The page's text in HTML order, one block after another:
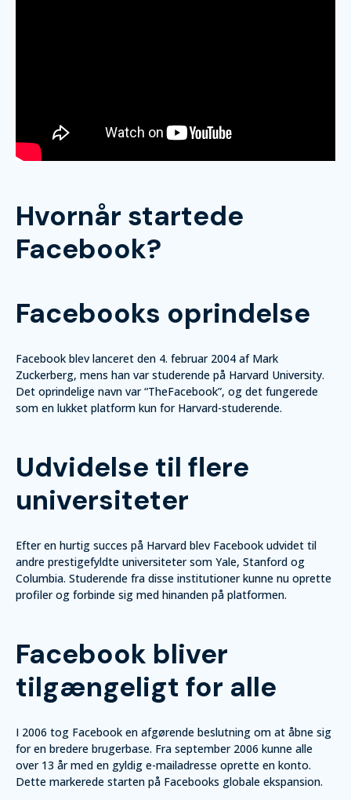
Hvornår startede
Facebook?
Facebooks oprindelse
Facebook blev lanceret den 4. februar 2004 af Mark
Zuckerberg, mens han var studerende på Harvard University.
Det oprindelige navn var “TheFacebook”, og det fungerede
som en lukket platform kun for Harvard-studerende.
Udvidelse til flere
universiteter
Efter en hurtig succes på Harvard blev Facebook udvidet til
andre prestigefyldte universiteter som Yale, Stanford og
Columbia. Studerende fra disse institutioner kunne nu oprette
profiler og forbinde sig med hinanden på platformen.
Facebook bliver
tilgængeligt for alle
I 2006 tog Facebook en afgørende beslutning om at åbne sig
for en bredere brugerbase. Fra september 2006 kunne alle
over 13 år med en gyldig e-mailadresse oprette en konto.
Dette markerede starten på Facebooks globale ekspansion.